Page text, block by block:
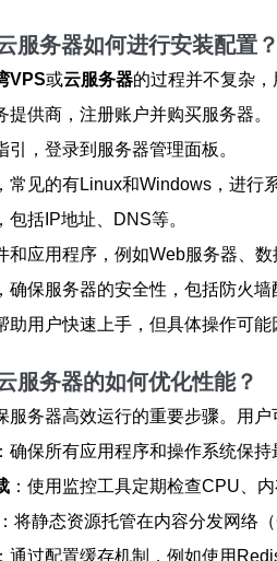
服务器如何进行安装配置？
VPS或云服务器的过程并不复杂，
提供商，注册账户并购买服务器。
引，登录到服务器管理面板。
常见的有Linux和Windows，进行
包括IP地址、DNS等。
和应用程序，例如Web服务器、数
确保服务器的安全性，包括防火墙
助用户快速上手，但具体操作可
服务器的如何优化性能？
服务器高效运行的重要步骤。用
确保所有应用程序和操作系统保
：使用监控工具定期检查CPU、
：将静态资源托管在内容分发网络
：通过配置缓存机制，例如使用